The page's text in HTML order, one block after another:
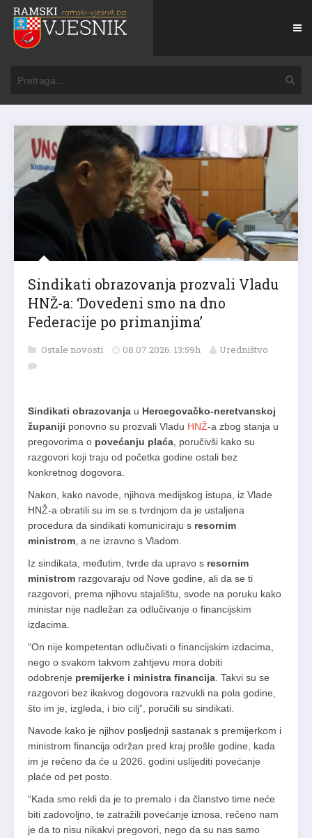
Sindikati obrazovanja prozvali Vladu
HNŽ-a: ‘Dovedeni smo na dno
Federacije po primanjima’
Ostale novosti 08.07.2026. 13:59h Uredništvo
Sindikati obrazovanja u Hercegovačko-neretvanskoj
županiji ponovno su prozvali Vladu HNŽ-a zbog stanja u
pregovorima o povećanju plaća , poručivši kako su
razgovori koji traju od početka godine ostali bez
konkretnog dogovora.
Nakon, kako navode, njihova medijskog istupa, iz Vlade
HNŽ-a obratili su im se s tvrdnjom da je ustaljena
procedura da sindikati komuniciraju s resornim
ministrom , a ne izravno s Vladom.
Iz sindikata, međutim, tvrde da upravo s resornim
ministrom razgovaraju od Nove godine, ali da se ti
razgovori, prema njihovu stajalištu, svode na poruku kako
ministar nije nadležan za odlučivanje o financijskim
izdacima.
“On nije kompetentan odlučivati o financijskim izdacima,
nego o svakom takvom zahtjevu mora dobiti
odobrenje premijerke i ministra financija . Takvi su se
razgovori bez ikakvog dogovora razvukli na pola godine,
što im je, izgleda, i bio cilj”, poručili su sindikati.
Navode kako je njihov posljednji sastanak s premijerkom i
ministrom financija održan pred kraj prošle godine, kada
im je rečeno da će u 2026. godini uslijediti povećanje
plaće od pet posto.
“Kada smo rekli da je to premalo i da članstvo time neće
biti zadovoljno, te zatražili povećanje iznosa, rečeno nam
je da to nisu nikakvi pregovori, nego da su nas samo